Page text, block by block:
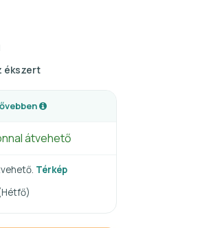
ékszert
átvehető
Térkép